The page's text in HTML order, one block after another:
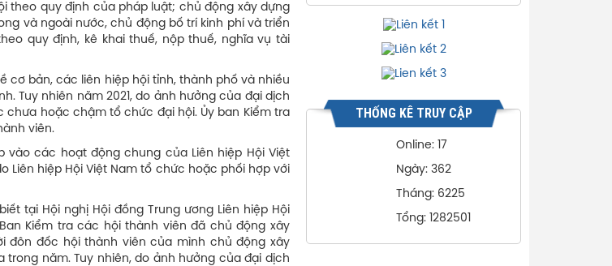
theo quy định của pháp luật; chủ động xây dựng
và ngoài nước, chủ động bố trí kinh phí và triển
quy định, kê khai thuế, nộp thuế, nghĩa vụ tài
cơ bản, các liên hiệp hội tỉnh, thành phố và nhiều
Tuy nhiên năm 2021, do ảnh hưởng của đại dịch
chưa hoặc chậm tổ chức đại hội. Ủy ban Kiểm tra
viên.
vào các hoạt động chung của Liên hiệp Hội Việt
Liên hiệp Hội Việt Nam tổ chức hoặc phối hợp với
tại Hội nghị Hội đồng Trung ương Liên hiệp Hội
Kiểm tra các hội thành viên đã chủ động xây
đôn đốc hội thành viên của mình chủ động xây
năm. Tuy nhiên, do ảnh hưởng của đại dịch
THỐNG KÊ TRUY CẬP
Online: 17
Ngày: 362
Tháng: 6225
Tổng: 1282501